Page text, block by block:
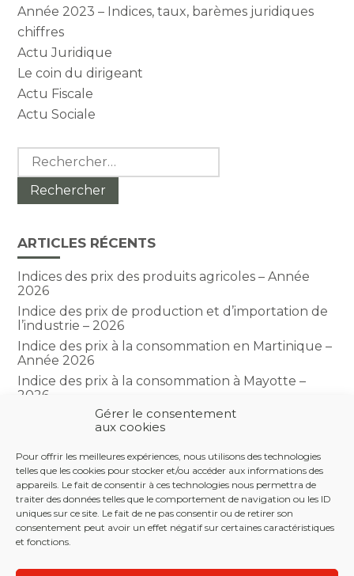
Gérer le consentement
aux cookies
Pour offrir les meilleures expériences, nous utilisons des technologies
telles que les cookies pour stocker et/ou accéder aux informations des
appareils. Le fait de consentir à ces technologies nous permettra de
traiter des données telles que le comportement de navigation ou les ID
uniques sur ce site. Le fait de ne pas consentir ou de retirer son
consentement peut avoir un effet négatif sur certaines caractéristiques
et fonctions.
Année 2023 – Indices, taux, barèmes juridiques
chiffres
Actu Juridique
Le coin du dirigeant
Actu Fiscale
Actu Sociale
Rechercher :
ARTICLES RÉCENTS
Indices des prix des produits agricoles – Année
2026
Indice des prix de production et d’importation de
l’industrie – 2026
Indice des prix à la consommation en Martinique –
Année 2026
Indice des prix à la consommation à Mayotte –
2026
Indice du climat des affaires dans le BTP – Année
COMMENTAIRES RÉCENTS
Footer
LE CABINET NOS SERVICES NOS OUTILS